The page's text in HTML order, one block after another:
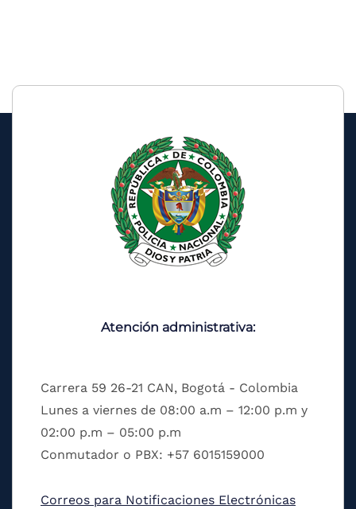
Atención administrativa:
Carrera 59 26-21 CAN, Bogotá - Colombia
Lunes a viernes de 08:00 a.m – 12:00 p.m y
02:00 p.m – 05:00 p.m
Conmutador o PBX: +57 6015159000
Correos para Notificaciones Electrónicas